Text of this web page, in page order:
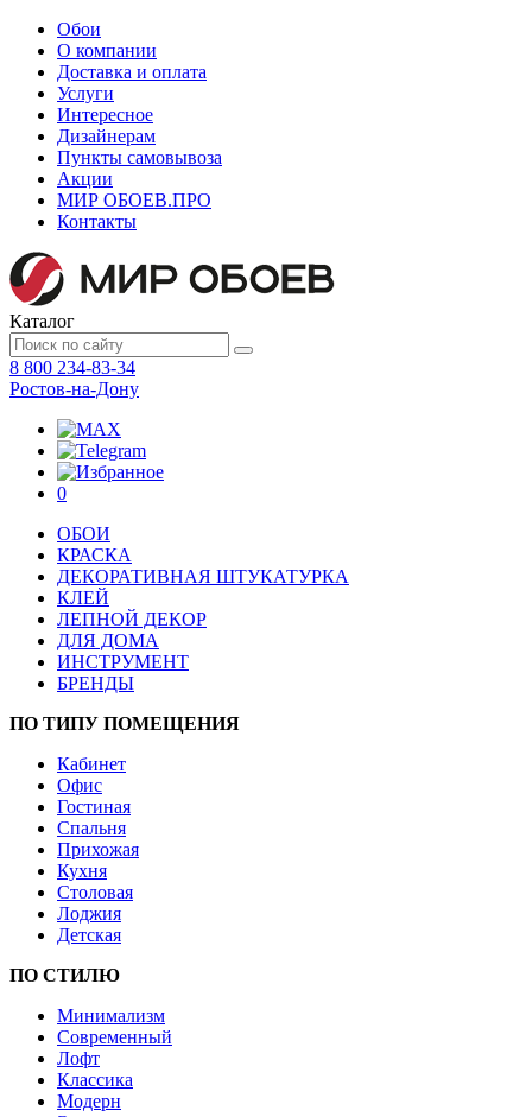
Обои
О компании
Доставка и оплата
Услуги
Интересное
Дизайнерам
Пункты самовывоза
Акции
МИР ОБОЕВ.ПРО
Контакты
Каталог
8 800 234-83-34
Ростов-на-Дону
0
ОБОИ
КРАСКА
ДЕКОРАТИВНАЯ ШТУКАТУРКА
КЛЕЙ
ЛЕПНОЙ ДЕКОР
ДЛЯ ДОМА
ИНСТРУМЕНТ
БРЕНДЫ
ПО ТИПУ ПОМЕЩЕНИЯ
Кабинет
Офис
Гостиная
Спальня
Прихожая
Кухня
Столовая
Лоджия
Детская
ПО СТИЛЮ
Минимализм
Современный
Лофт
Классика
Модерн